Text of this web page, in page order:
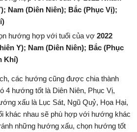
; Nam (Diên Niên); Bắc (Phục Vị);
hướng hợp với tuổi của vợ 2022
Y); Nam (Diên Niên); Bắc (Phục
Khí)
các hướng cũng được chia thành
4 hướng tốt là Diên Niên, Phục Vị,
xấu là Lục Sát, Ngũ Quỷ, Họa Hại,
khác nhau sẽ phù hợp với hướng khác
những hướng xấu, chọn hướng tốt